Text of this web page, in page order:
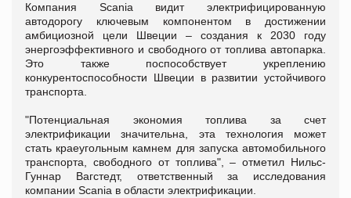
Компания Scania видит электрифицированную
автодорогу ключевым компонентом в достижении
амбициозной цели Швеции – создания к 2030 году
энергоэффективного и свободного от топлива автопарка.
Это также поспособствует укреплению
конкурентоспособности Швеции в развитии устойчивого
транспорта.
"Потенциальная экономия топлива за счет
электрификации значительна, эта технология может
стать краеугольным камнем для запуска автомобильного
транспорта, свободного от топлива", – отметил Нильс-
Гуннар Вагстедт, ответственный за исследования
компании Scania в области электрификации.